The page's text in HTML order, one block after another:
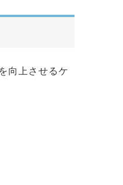
向上させるケ